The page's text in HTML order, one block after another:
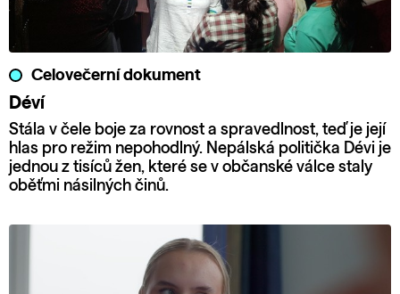
Celovečerní dokument
Déví
Stála v čele boje za rovnost a spravedlnost, teď je její
hlas pro režim nepohodlný. Nepálská politička Dévi je
jednou z tisíců žen, které se v občanské válce staly
oběťmi násilných činů.